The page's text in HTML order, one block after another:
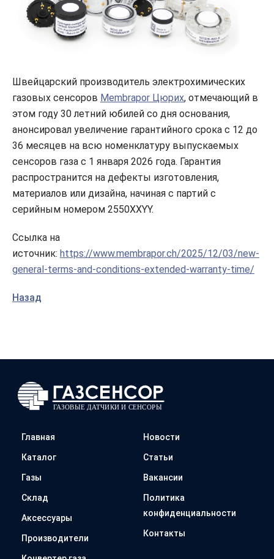
Швейцарский производитель электрохимических
газовых сенсоров Membrapor Цюрих, отмечающий в
этом году 30 летний юбилей со дня основания,
анонсировал увеличение гарантийного срока с 12 до
36 месяцев на всю номенклатуру выпускаемых
сенсоров газа с 1 января 2026 года. Гарантия
распространится на дефекты изготовления,
материалов или дизайна, начиная с партий с
серийным номером 2550XXYY.
Ссылка на
источник: https://www.membrapor.ch/2025/12/03/new-
general-terms-and-conditions-extended-warranty-time/
Назад
Главная
Каталог
Газы
Склад
Аксессуары
Производители
Новости
Статьи
Вакансии
Политика
конфиденциальности
Контакты